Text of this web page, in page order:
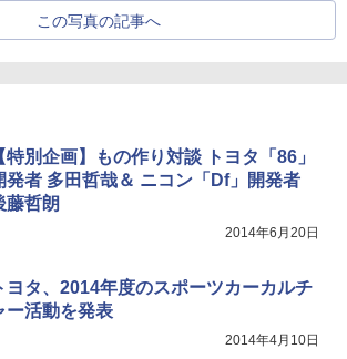
この写真の記事へ
特別企画】もの作り対談 トヨタ「86」
発者 多田哲哉＆ ニコン「Df」開発者
藤哲朗
2014年6月20日
ヨタ、2014年度のスポーツカーカルチ
ー活動を発表
2014年4月10日